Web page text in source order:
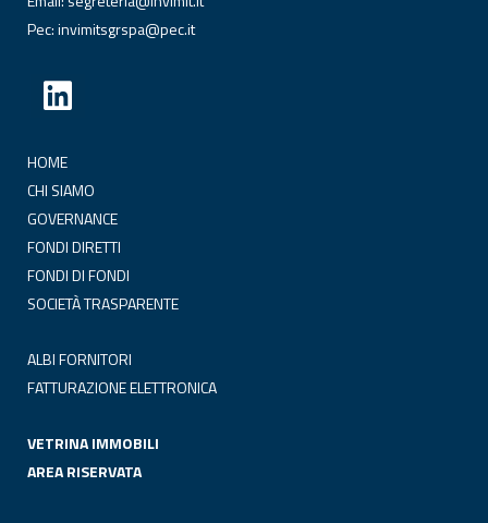
Pec:invimitsgrspa@pec.it
HOME
CHI SIAMO
GOVERNANCE
FONDI DIRETTI
FONDI DI FONDI
SOCIETÀ TRASPARENTE
ALBI FORNITORI
FATTURAZIONE ELETTRONICA
VETRINA IMMOBILI
AREA RISERVATA